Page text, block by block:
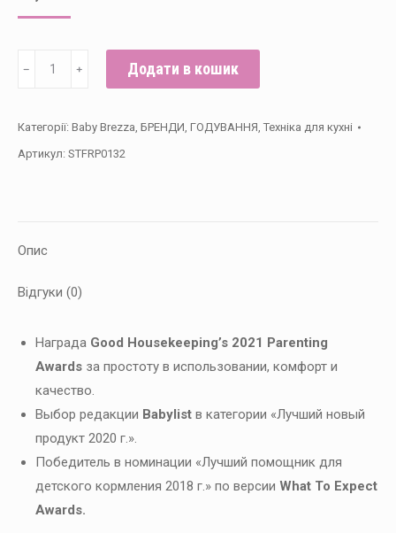
Машина
дитячої
суміші
Pro
кількість
﹣ ﹢ Додати в кошик
Категорії: Baby Brezza, БРЕНДИ, ГОДУВАННЯ, Техніка для кухні
Артикул: STFRP0132
Опис
Відгуки (0)
Награда Good Housekeeping’s 2021 Parenting
Awards за простоту в использовании, комфорт и
качество.
Выбор редакции Babylist в категории «Лучший новый
продукт 2020 г.».
Победитель в номинации «Лучший помощник для
детского кормления 2018 г.» по версии What To Expect
Awards.